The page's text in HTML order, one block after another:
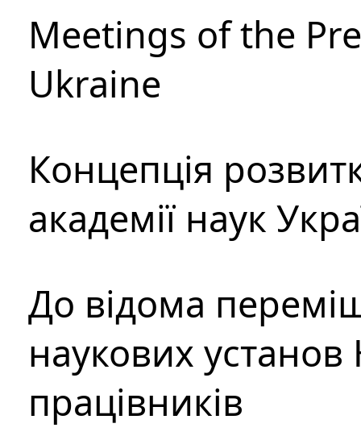
Meetings of the
Ukraine
Концепція
академії наук
До відома
наукових установ
працівників